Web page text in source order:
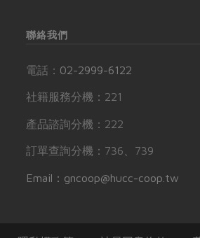
聯絡我們
電話： 02-2999-6122
社籍服務分機：221
產品諮詢分機：222
訂單查詢分機：736、739
Email：gncoop@hucc-coop.tw